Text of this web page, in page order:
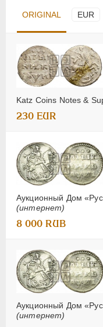
ORIGINAL EUR
Katz Coins Notes &
230 EUR
Аукционный Дом
(интернет)
8 000 RUB
Аукционный Дом
(интернет)